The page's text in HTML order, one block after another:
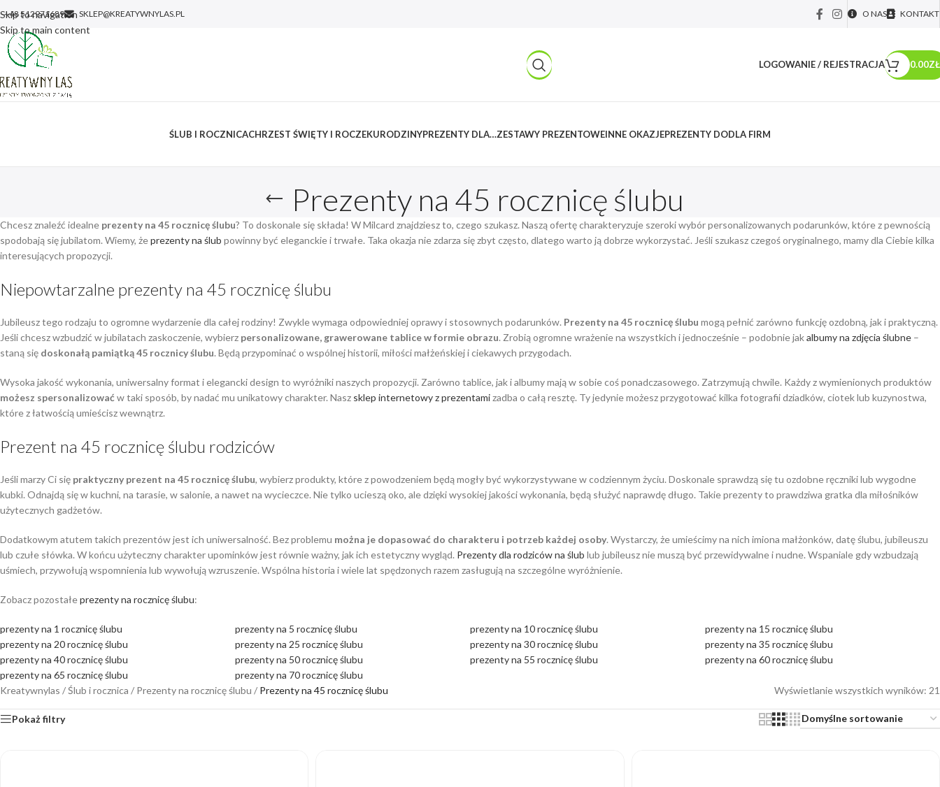
Skip to navigation
Skip to main content
+48 512971689 SKLEP@KREATYWNYLAS.PL O NAS KONTAKT
LOGOWANIE / REJESTRACJA 0.00ZŁ
ŚLUB I ROCZNICACHRZEST ŚWIĘTY I ROCZEKURODZINYPREZENTY DLA…ZESTAWY PREZENTOWEINNE OKAZJEPREZENTY DODLA FIRM
Prezenty na 45 rocznicę ślubu
Chcesz znaleźć idealne prezenty na 45 rocznicę ślubu? To doskonale się składa! W Milcard znajdziesz to, czego szukasz. Naszą ofertę charakteryzuje szeroki wybór personalizowanych podarunków, które z pewnością
spodobają się jubilatom. Wiemy, żeprezenty na ślub powinny być eleganckie i trwałe. Taka okazja nie zdarza się zbyt często, dlatego warto ją dobrze wykorzystać. Jeśli szukasz czegoś oryginalnego, mamy dla Ciebie kilka
interesujących propozycji.
Niepowtarzalne prezenty na 45 rocznicę ślubu
Jubileusz tego rodzaju to ogromne wydarzenie dla całej rodziny! Zwykle wymaga odpowiedniej oprawy i stosownych podarunków. Prezenty na 45 rocznicę ślubu mogą pełnić zarówno funkcję ozdobną, jak i praktyczną.
Jeśli chcesz wzbudzić w jubilatach zaskoczenie, wybierz personalizowane, grawerowane tablice w formie obrazu. Zrobią ogromne wrażenie na wszystkich i jednocześnie – podobnie jakalbumy na zdjęcia ślubne –
staną się doskonałą pamiątką 45 rocznicy ślubu. Będą przypominać o wspólnej historii, miłości małżeńskiej i ciekawych przygodach.
Wysoka jakość wykonania, uniwersalny format i elegancki design to wyróżniki naszych propozycji. Zarówno tablice, jak i albumy mają w sobie coś ponadczasowego. Zatrzymują chwile. Każdy z wymienionych produktów
możesz spersonalizowaćw taki sposób, by nadać mu unikatowy charakter. Nasz sklep internetowy z prezentamizadba o całą resztę. Ty jedynie możesz przygotować kilka fotografii dziadków, ciotek lub kuzynostwa,
które z łatwością umieścisz wewnątrz.
Prezent na 45 rocznicę ślubu rodziców
Jeśli marzy Ci się praktyczny prezent na 45 rocznicę ślubu, wybierz produkty, które z powodzeniem będą mogły być wykorzystywane w codziennym życiu. Doskonale sprawdzą się tu ozdobne ręczniki lub wygodne
kubki. Odnajdą się w kuchni, na tarasie, w salonie, a nawet na wycieczce. Nie tylko ucieszą oko, ale dzięki wysokiej jakości wykonania, będą służyć naprawdę długo. Takie prezenty to prawdziwa gratka dla miłośników
użytecznych gadżetów.
Dodatkowym atutem takich prezentów jest ich uniwersalność. Bez problemu można je dopasować do charakteru i potrzeb każdej osoby. Wystarczy, że umieścimy na nich imiona małżonków, datę ślubu, jubileuszu
lub czułe słówka. W końcu użyteczny charakter upominków jest równie ważny, jak ich estetyczny wygląd. Prezenty dla rodziców na ślub lub jubileusz nie muszą być przewidywalne i nudne. Wspaniale gdy wzbudzają
uśmiech, przywołują wspomnienia lub wywołują wzruszenie. Wspólna historia i wiele lat spędzonych razem zasługują na szczególne wyróżnienie.
Zobacz pozostałeprezenty na rocznicę ślubu:
prezenty na 1 rocznicę ślubu prezenty na 5 rocznicę ślubu prezenty na 10 rocznicę ślubu
prezenty na 15 rocznicę ślubu
prezenty na 20 rocznicę ślubu
prezenty na 25 rocznicę ślubu prezenty na 30 rocznicę ślubu
prezenty na 35 rocznicę ślubu
prezenty na 40 rocznicę ślubu
prezenty na 50 rocznicę ślubu prezenty na 55 rocznicę ślubu
prezenty na 60 rocznicę ślubu
prezenty na 65 rocznicę ślubu
prezenty na 70 rocznicę ślubu
Kreatywnylas /Ślub i rocznica / Prezenty na rocznicę ślubu / Prezenty na 45 rocznicę ślubu Wyświetlanie wszystkich wyników: 21
Pokaż filtry